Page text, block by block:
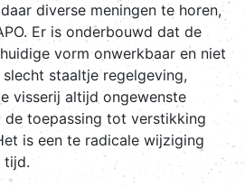
diverse meningen te horen,
Er is onderbouwd dat de
vorm onwerkbaar en niet
staaltje regelgeving,
visserij altijd ongewenste
de toepassing tot verstikking
is een te radicale wijziging
tijd.